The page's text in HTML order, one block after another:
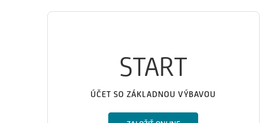
START
ÚČET SO ZÁKLADNOU VÝBAVOU